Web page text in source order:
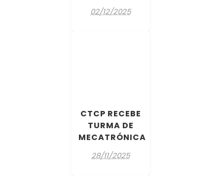
02/12/2025
CTCP RECEBE
TURMA DE
MECATRÓNICA
28/11/2025